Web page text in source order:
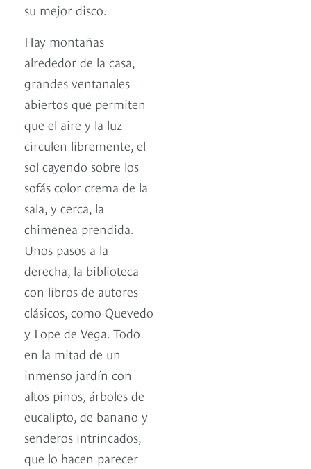
su mejor disco.
Hay montañas
alrededor de la casa,
grandes ventanales
abiertos que permiten
que el aire y la luz
circulen libremente, el
sol cayendo sobre los
sofás color crema de la
sala, y cerca, la
chimenea prendida.
Unos pasos a la
derecha, la biblioteca
con libros de autores
clásicos, como Quevedo
y Lope de Vega. Todo
en la mitad de un
inmenso jardín con
altos pinos, árboles de
eucalipto, de banano y
senderos intrincados,
que lo hacen parecer